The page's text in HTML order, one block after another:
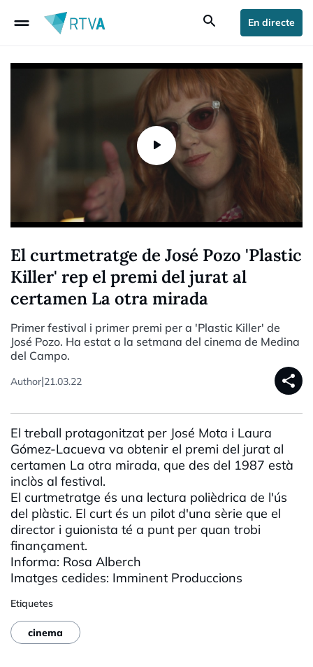
drag_handle search En directe
El curtmetratge de José Pozo 'Plastic
Killer' rep el premi del jurat al
certamen La otra mirada
Primer festival i primer premi per a 'Plastic Killer' de
José Pozo. Ha estat a la setmana del cinema de Medina
del Campo.
Author|21.03.22 share
El treball protagonitzat per José Mota i Laura
Gómez-Lacueva va obtenir el premi del jurat al
certamen La otra mirada, que des del 1987 està
inclòs al festival.
El curtmetratge és una lectura polièdrica de l'ús
del plàstic. El curt és un pilot d'una sèrie que el
director i guionista té a punt per quan trobi
finançament.
Informa: Rosa Alberch
Imatges cedides: Imminent Produccions
Etiquetes
cinema